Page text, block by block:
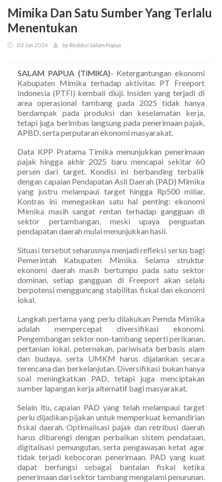
Mimika Dan Satu Sumber Yang Terlalu
Menentukan
03 Jan 2026 by Redaksi Salam Papua
SALAM PAPUA (TIMIKA)- Ketergantungan ekonomi
Kabupaten Mimika terhadap aktivitas PT Freeport
Indonesia (PTFI) kembali diuji. Insiden yang terjadi di
area operasional tambang pada 2025 tidak hanya
berdampak pada produksi dan keselamatan kerja,
tetapi juga berimbas langsung pada penerimaan pajak,
APBD, serta perputaran ekonomi masyarakat.
Data KPP Pratama Timika menunjukkan penerimaan
pajak hingga akhir 2025 baru mencapai sekitar 60
persen dari target. Kondisi ini berbanding terbalik
dengan capaian Pendapatan Asli Daerah (PAD) Mimika
yang justru melampaui target hingga Rp500 miliar.
Kontras ini menegaskan satu hal penting: ekonomi
Mimika masih sangat rentan terhadap gangguan di
sektor pertambangan, meski upaya penguatan
pendapatan daerah mulai menunjukkan hasil.
Situasi tersebut seharusnya menjadi refleksi serius bagi
Pemerintah Kabupaten Mimika. Selama struktur
ekonomi daerah masih bertumpu pada satu sektor
dominan, setiap gangguan di Freeport akan selalu
berpotensi mengguncang stabilitas fiskal dan ekonomi
lokal.
Langkah pertama yang perlu dilakukan Pemda Mimika
adalah mempercepat diversifikasi ekonomi.
Pengembangan sektor non-tambang seperti perikanan,
pertanian lokal, peternakan, pariwisata berbasis alam
dan budaya, serta UMKM harus dijalankan secara
terencana dan berkelanjutan. Diversifikasi bukan hanya
soal meningkatkan PAD, tetapi juga menciptakan
sumber lapangan kerja alternatif bagi masyarakat.
Selain itu, capaian PAD yang telah melampaui target
perlu dijadikan pijakan untuk memperkuat kemandirian
fiskal daerah. Optimalisasi pajak dan retribusi daerah
harus dibarengi dengan perbaikan sistem pendataan,
digitalisasi pemungutan, serta pengawasan ketat agar
tidak terjadi kebocoran penerimaan. PAD yang kuat
dapat berfungsi sebagai bantalan fiskal ketika
penerimaan dari sektor tambang mengalami penurunan.